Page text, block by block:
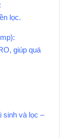
lọc.
giúp quá
sinh và lọc –